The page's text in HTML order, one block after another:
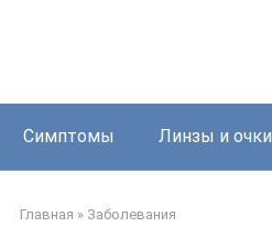
Симптомы Линзы и очки
Главная » Заболевания